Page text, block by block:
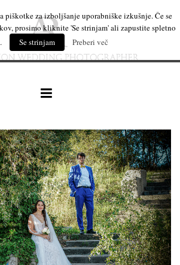
naše delo
leseni izdelki
mi
piškotke za izboljšanje uporabniške izkušnje. Če se
prosimo kliknite 'Se strinjam' ali zapustite spletno
Se strinjam Preberi več